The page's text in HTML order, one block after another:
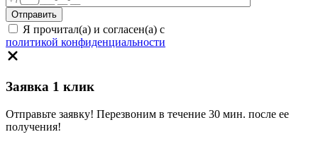
Я прочитал(а) и согласен(а) с
политикой конфиденциальности
Заявка 1 клик
Отправьте заявку! Перезвоним в течение 30 мин. после ее
получения!